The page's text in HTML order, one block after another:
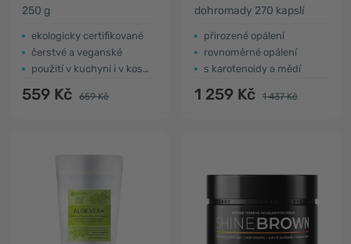
250 g
ekologicky certifikované
čerstvé a veganské
použití v kuchyni i v kosmetice
559 Kč 659 Kč
dohromady 270 kapslí
přirozené opálení
rovnoměrné opálení
s karotenoidy a mědí
1 259 Kč 1 437 Kč